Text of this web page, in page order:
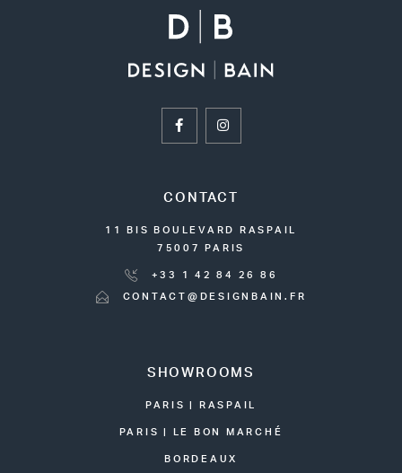
CONTACT
11 BIS BOULEVARD RASPAIL
75007 PARIS
+33 1 42 84 26 86
CONTACT@DESIGNBAIN.FR
SHOWROOMS
PARIS | RASPAIL
PARIS | LE BON MARCHÉ
BORDEAUX